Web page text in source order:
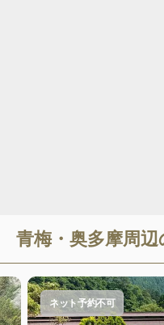
青梅・奥多摩周
ネット予約不可